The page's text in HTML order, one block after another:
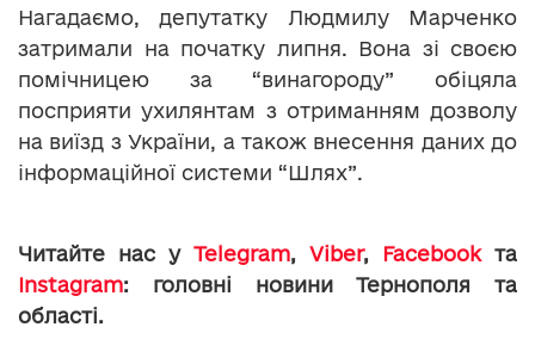
Нагадаємо, депутатку Людмилу Марченко
затримали на початку липня. Вона зі своєю
помічницею за “винагороду” обіцяла
посприяти ухилянтам з отриманням дозволу
на виїзд з України, а також внесення даних до
інформаційної системи “Шлях”.
Читайте нас у Telegram, Viber, Facebookта
Instagram: головні новини Тернополя та
області.